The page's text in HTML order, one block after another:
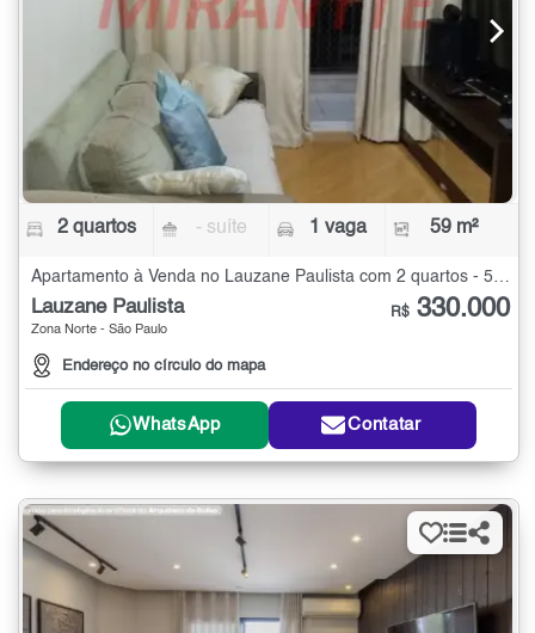
2 quartos - suíte 1 vaga 59 m²
Apartamento à Venda no Lauzane Paulista com 2 quartos - 59 m²
Lauzane Paulista
Zona Norte - São Paulo
Endereço no círculo do mapa
R$ 330.000
WhatsApp Contatar